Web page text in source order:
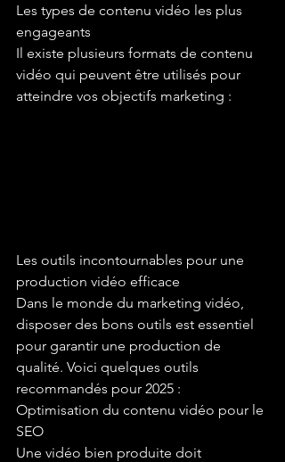
Les types de contenu vidéo les plus
engageants
Il existe plusieurs formats de contenu
vidéo qui peuvent être utilisés pour
atteindre vos objectifs marketing :
Les outils incontournables pour une
production vidéo efficace
Dans le monde du marketing vidéo,
disposer des bons outils est essentiel
pour garantir une production de
qualité. Voici quelques outils
recommandés pour 2025 :
Optimisation du contenu vidéo pour le
SEO
Une vidéo bien produite doit